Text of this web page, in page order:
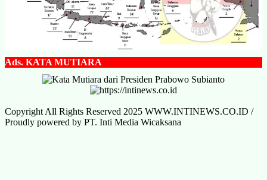
Ads. KATA MUTIARA
Copyright All Rights Reserved 2025 WWW.INTINEWS.CO.ID /
Proudly powered by PT. Inti Media Wicaksana